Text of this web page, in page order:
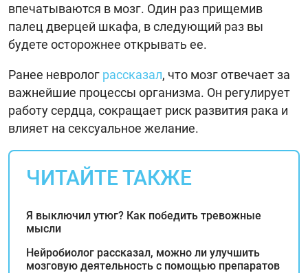
впечатываются в мозг. Один раз прищемив
палец дверцей шкафа, в следующий раз вы
будете осторожнее открывать ее.
Ранее невролог рассказал, что мозг отвечает за
важнейшие процессы организма. Он регулирует
работу сердца, сокращает риск развития рака и
влияет на сексуальное желание.
ЧИТАЙТЕ ТАКЖЕ
Я выключил утюг? Как победить тревожные
мысли
Нейробиолог рассказал, можно ли улучшить
мозговую деятельность с помощью препаратов